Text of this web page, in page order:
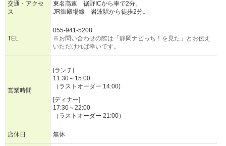
交通・アクセ
ス
東名高速 裾野ICから車で2分。
JR御殿場線 岩波駅から徒歩2分。
TEL
055-941-5208
※お問い合わせの際は「静岡ナビっち！を見た」とお伝え
いただければ幸いです。
営業時間
[ランチ]
11:30～15:00
（ラストオーダー 14:00)
[ディナー]
17:30～22:00
（ラストオーダー 21:00）
店休日 無休